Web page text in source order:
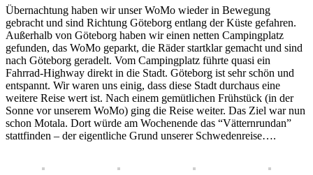
Übernachtung haben wir unser WoMo wieder in Bewegung
gebracht und sind Richtung Göteborg entlang der Küste gefahren.
Außerhalb von Göteborg haben wir einen netten Campingplatz
gefunden, das WoMo geparkt, die Räder startklar gemacht und sind
nach Göteborg geradelt. Vom Campingplatz führte quasi ein
Fahrrad-Highway direkt in die Stadt. Göteborg ist sehr schön und
entspannt. Wir waren uns einig, dass diese Stadt durchaus eine
weitere Reise wert ist. Nach einem gemütlichen Frühstück (in der
Sonne vor unserem WoMo) ging die Reise weiter. Das Ziel war nun
schon Motala. Dort würde am Wochenende das “Vätternrundan”
stattfinden – der eigentliche Grund unserer Schwedenreise….